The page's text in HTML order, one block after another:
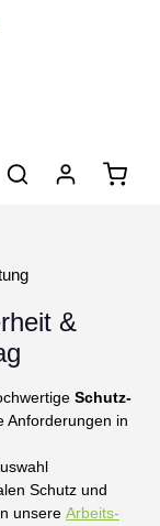
&
Schutz-
Anforderungen in
Schutz und
unsere Arbeits-